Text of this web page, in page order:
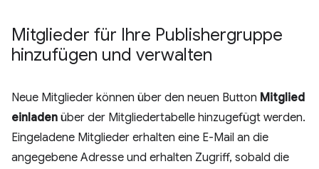
Mitglieder für Ihre Publishergruppe
hinzufügen und verwalten
Neue Mitglieder können über den neuen Button Mitglied
einladen über der Mitgliedertabelle hinzugefügt werden.
Eingeladene Mitglieder erhalten eine E-Mail an die
angegebene Adresse und erhalten Zugriff, sobald die